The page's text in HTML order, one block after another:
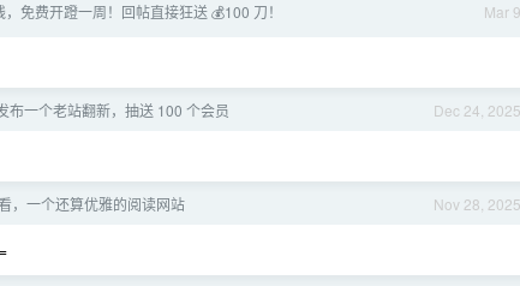
Mar 9
免费开蹬一周！回帖直接狂送 💰100 刀！
Dec 24, 2025
布一个老站翻新，抽送 100 个会员
Nov 28, 2025
，一个还算优雅的阅读网站